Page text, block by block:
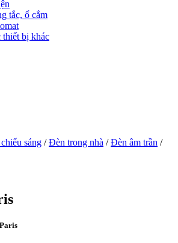
tắc, ổ cắm
thiết bị khác
sáng /Đèn trong nhà /Đèn âm trần /